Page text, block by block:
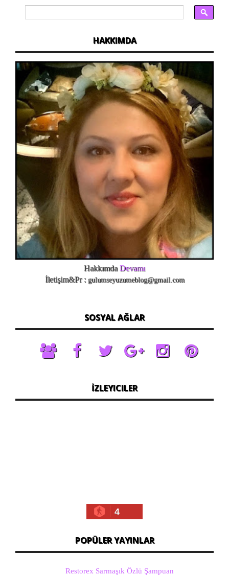
HAKKIMDA
HakkımdaDevamı
İletişim&Pr : gulumseyuzumeblog@gmail.com
SOSYAL AĞLAR
İZLEYICILER
4
POPÜLER YAYINLAR
Restorex Sarmaşık Özlü Şampuan